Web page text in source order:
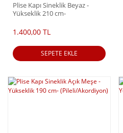
Plise Kapı Sineklik Beyaz -
Yükseklik 210 cm-
1.400,00 TL
SEPETE EKLE